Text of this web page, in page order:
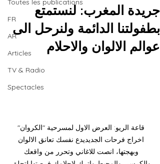
Toutes les publications
FR
AR
Articles
TV & Radio
Spectacles
جريدة المغرب: لنستمتع
بطفولتنا الدائمة ولنرحل الى
عوالم الالوان والاحلام
قاعة الريو: العرض الاول لمسرحية "الكروان"
اخراج فرحات الجديديدع نفسك تعانق الالوان
وبهجتها، انصت للاغاني وتحرر من واقعك